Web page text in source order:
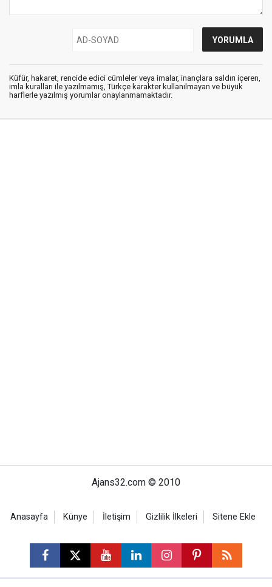
Küfür, hakaret, rencide edici cümleler veya imalar, inançlara saldırı içeren,
imla kuralları ile yazılmamış, Türkçe karakter kullanılmayan ve büyük
harflerle yazılmış yorumlar onaylanmamaktadır.
Ajans32.com © 2010
Anasayfa Künye İletişim Gizlilik İlkeleri Sitene Ekle